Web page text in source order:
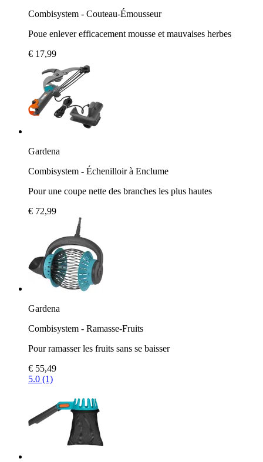
Combisystem - Couteau-Émousseur
Poue enlever efficacement mousse et mauvaises herbes
€ 17,99
Gardena
Combisystem - Échenilloir à Enclume
Pour une coupe nette des branches les plus hautes
€ 72,99
Gardena
Combisystem - Ramasse-Fruits
Pour ramasser les fruits sans se baisser
€ 55,49
5.0 (1)